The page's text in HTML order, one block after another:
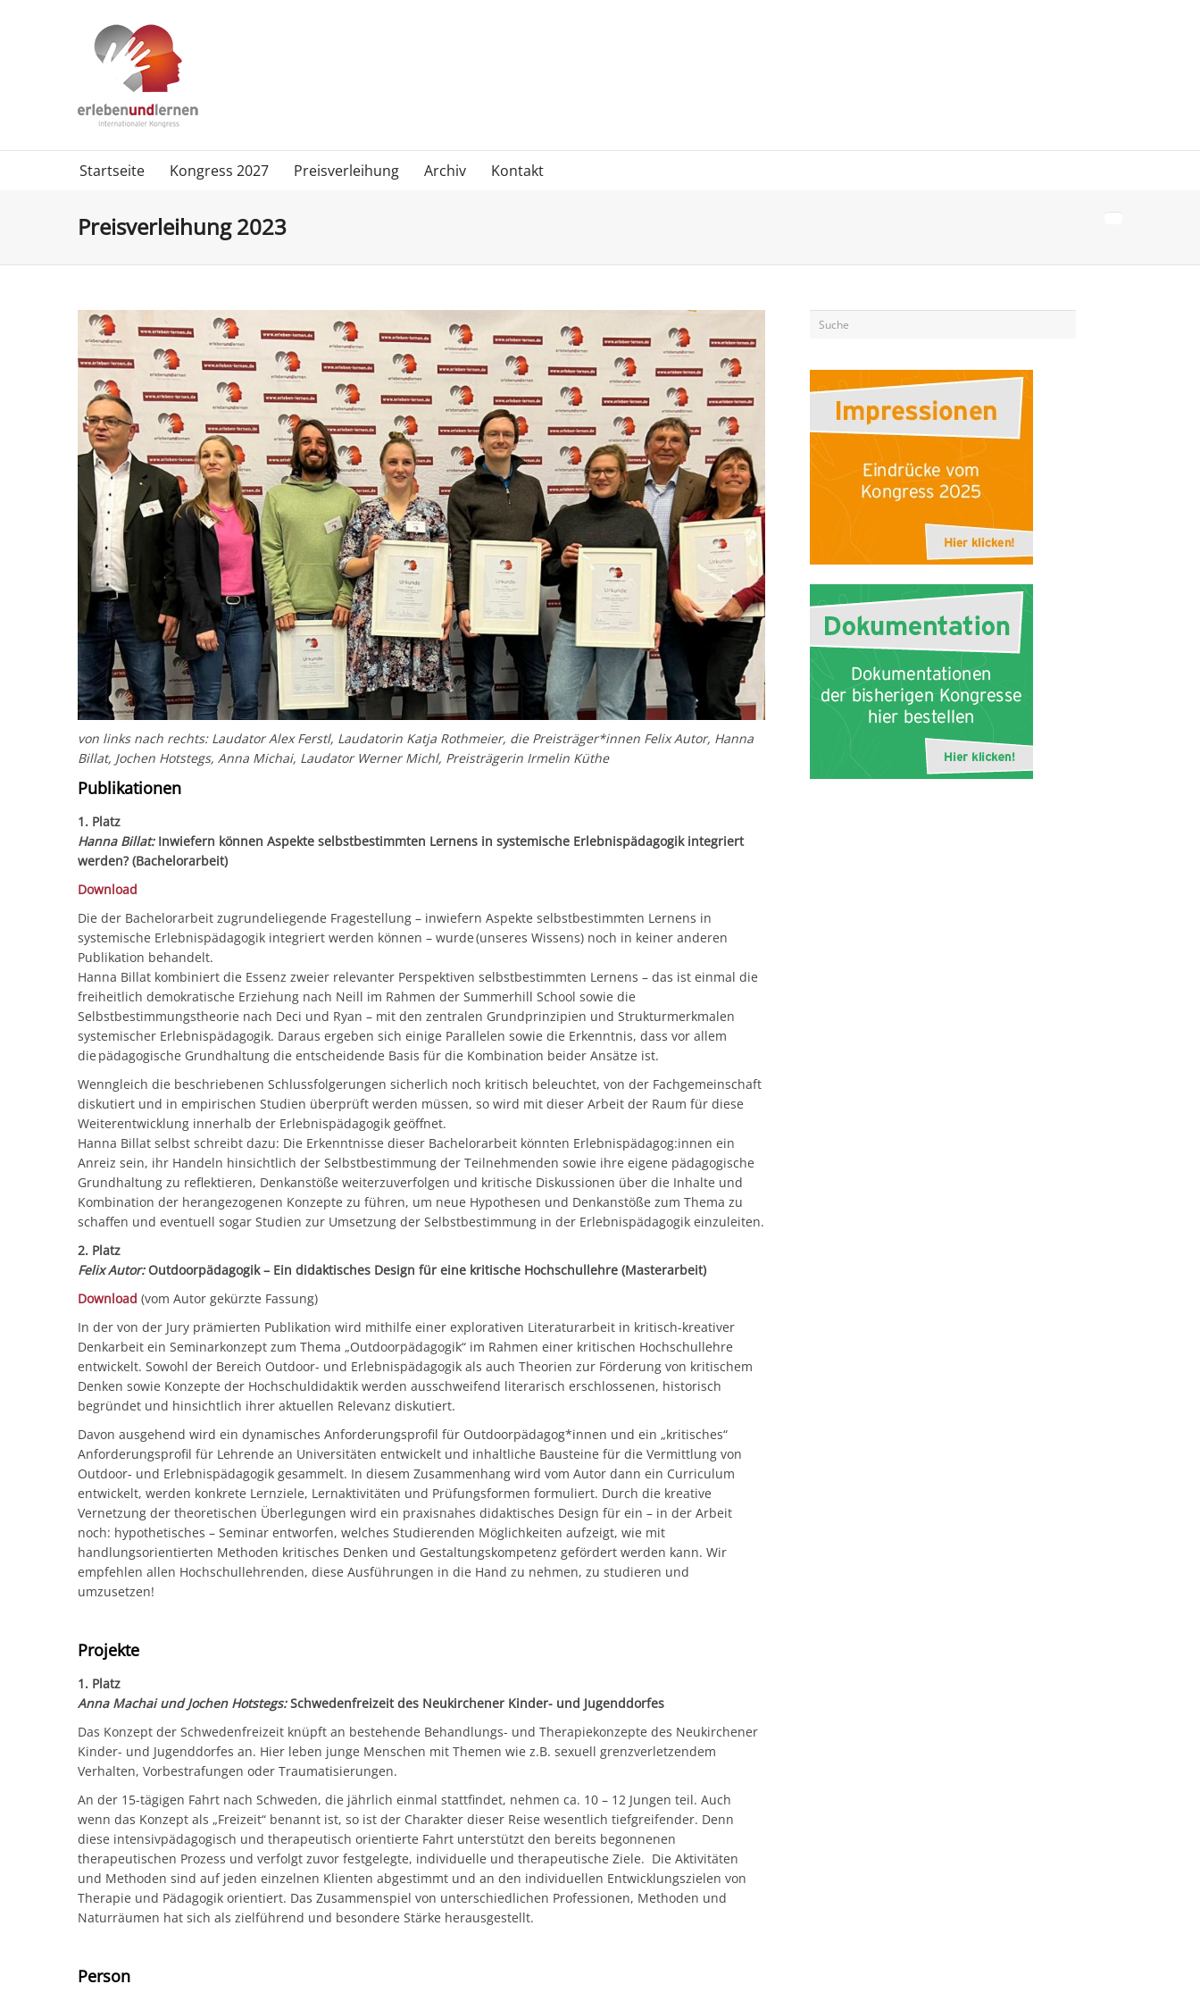
Startseite Kongress 2027 Preisverleihung Archiv Kontakt
Preisverleihung 2023
von links nach rechts: Laudator Alex Ferstl, Laudatorin Katja Rothmeier, die Preisträger*innen Felix Autor, Hanna
Billat, Jochen Hotstegs, Anna Michai, Laudator Werner Michl, Preisträgerin Irmelin Küthe
Publikationen
1. Platz
Hanna Billat:Inwiefern können Aspekte selbstbestimmten Lernens in systemische Erlebnispädagogik integriert
werden? (Bachelorarbeit)
Download
Die der Bachelorarbeit zugrundeliegende Fragestellung – inwiefern Aspekte selbstbestimmten Lernens in
systemische Erlebnispädagogik integriert werden können – wurde (unseres Wissens) noch in keiner anderen
Publikation behandelt.
Hanna Billat kombiniert die Essenz zweier relevanter Perspektiven selbstbestimmten Lernens – das ist einmal die
freiheitlich demokratische Erziehung nach Neill im Rahmen der Summerhill School sowie die
Selbstbestimmungstheorie nach Deci und Ryan – mit den zentralen Grundprinzipien und Strukturmerkmalen
systemischer Erlebnispädagogik. Daraus ergeben sich einige Parallelen sowie die Erkenntnis, dass vor allem
die pädagogische Grundhaltung die entscheidende Basis für die Kombination beider Ansätze ist.
Wenngleich die beschriebenen Schlussfolgerungen sicherlich noch kritisch beleuchtet, von der Fachgemeinschaft
diskutiert und in empirischen Studien überprüft werden müssen, so wird mit dieser Arbeit der Raum für diese
Weiterentwicklung innerhalb der Erlebnispädagogik geöffnet.
Hanna Billat selbst schreibt dazu: Die Erkenntnisse dieser Bachelorarbeit könnten Erlebnispädagog:innen ein
Anreiz sein, ihr Handeln hinsichtlich der Selbstbestimmung der Teilnehmenden sowie ihre eigene pädagogische
Grundhaltung zu reflektieren, Denkanstöße weiterzuverfolgen und kritische Diskussionen über die Inhalte und
Kombination der herangezogenen Konzepte zu führen, um neue Hypothesen und Denkanstöße zum Thema zu
schaffen und eventuell sogar Studien zur Umsetzung der Selbstbestimmung in der Erlebnispädagogik einzuleiten.
2. Platz
Felix Autor:Outdoorpädagogik – Ein didaktisches Design für eine kritische Hochschullehre (Masterarbeit)
Download (vom Autor gekürzte Fassung)
In der von der Jury prämierten Publikation wird mithilfe einer explorativen Literaturarbeit in kritisch-kreativer
Denkarbeit ein Seminarkonzept zum Thema „Outdoorpädagogik“ im Rahmen einer kritischen Hochschullehre
entwickelt. Sowohl der Bereich Outdoor- und Erlebnispädagogik als auch Theorien zur Förderung von kritischem
Denken sowie Konzepte der Hochschuldidaktik werden ausschweifend literarisch erschlossenen, historisch
begründet und hinsichtlich ihrer aktuellen Relevanz diskutiert.
Davon ausgehend wird ein dynamisches Anforderungsprofil für Outdoorpädagog*innen und ein „kritisches“
Anforderungsprofil für Lehrende an Universitäten entwickelt und inhaltliche Bausteine für die Vermittlung von
Outdoor- und Erlebnispädagogik gesammelt. In diesem Zusammenhang wird vom Autor dann ein Curriculum
entwickelt, werden konkrete Lernziele, Lernaktivitäten und Prüfungsformen formuliert. Durch die kreative
Vernetzung der theoretischen Überlegungen wird ein praxisnahes didaktisches Design für ein – in der Arbeit
noch: hypothetisches – Seminar entworfen, welches Studierenden Möglichkeiten aufzeigt, wie mit
handlungsorientierten Methoden kritisches Denken und Gestaltungskompetenz gefördert werden kann. Wir
empfehlen allen Hochschullehrenden, diese Ausführungen in die Hand zu nehmen, zu studieren und
umzusetzen!
Projekte
1. Platz
Anna Machai und Jochen Hotstegs:Schwedenfreizeit des Neukirchener Kinder- und Jugenddorfes
Das Konzept der Schwedenfreizeit knüpft an bestehende Behandlungs- und Therapiekonzepte des Neukirchener
Kinder- und Jugenddorfes an. Hier leben junge Menschen mit Themen wie z.B. sexuell grenzverletzendem
Verhalten, Vorbestrafungen oder Traumatisierungen.
An der 15-tägigen Fahrt nach Schweden, die jährlich einmal stattfindet, nehmen ca. 10 – 12 Jungen teil. Auch
wenn das Konzept als „Freizeit“ benannt ist, so ist der Charakter dieser Reise wesentlich tiefgreifender. Denn
diese intensivpädagogisch und therapeutisch orientierte Fahrt unterstützt den bereits begonnenen
therapeutischen Prozess und verfolgt zuvor festgelegte, individuelle und therapeutische Ziele. Die Aktivitäten
und Methoden sind auf jeden einzelnen Klienten abgestimmt und an den individuellen Entwicklungszielen von
Therapie und Pädagogik orientiert. Das Zusammenspiel von unterschiedlichen Professionen, Methoden und
Naturräumen hat sich als zielführend und besondere Stärke herausgestellt.
Person